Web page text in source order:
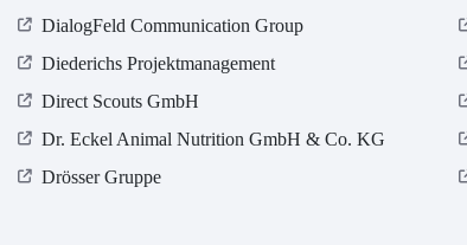
DialogFeld Communication Group
Diederichs Projektmanagement
Direct Scouts GmbH
Dr. Eckel Animal Nutrition GmbH & Co. KG
Drösser Gruppe